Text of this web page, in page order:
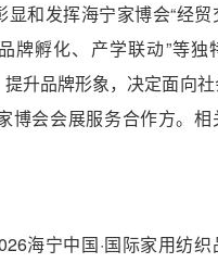
显和发挥海宁家博会“经
牌孵化、产学联动”等独
升品牌形象，决定面向
博会会展服务合作方。相
海宁中国·国际家用纺织